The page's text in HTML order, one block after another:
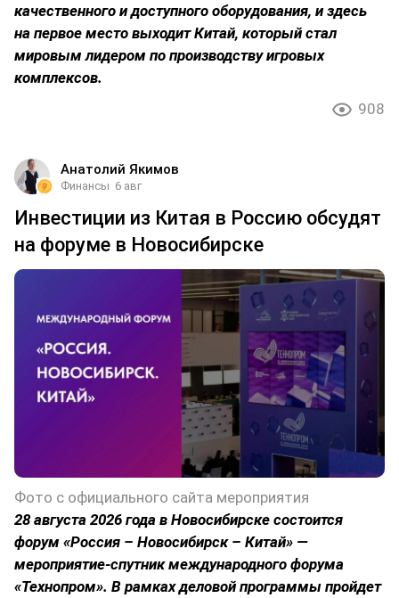
качественного и доступного оборудования, и здесь
на первое место выходит Китай, который стал
мировым лидером по производству игровых
комплексов.
908
Анатолий Якимов
Финансы 6 авг
Инвестиции из Китая в Россию обсудят
на форуме в Новосибирске
Фото с официального сайта мероприятия
28 августа 2026 года в Новосибирске состоится
форум «Россия – Новосибирск – Китай» —
мероприятие-спутник международного форума
«Технопром». В рамках деловой программы пройдет